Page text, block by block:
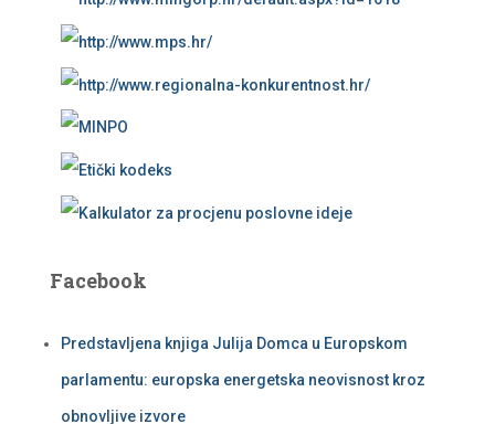
Facebook
Predstavljena knjiga Julija Domca u Europskom
parlamentu: europska energetska neovisnost kroz
obnovljive izvore